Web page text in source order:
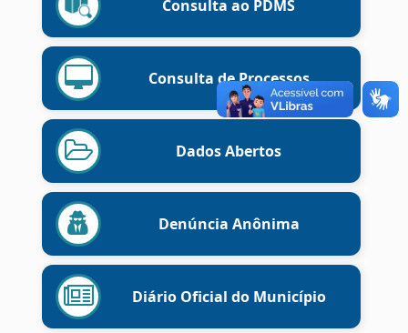
Consulta ao PDMS
Consulta de Processos
Dados Abertos
Denúncia Anônima
Diário Oficial do Município